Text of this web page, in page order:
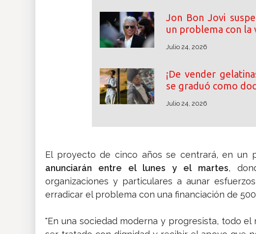
Jon Bon Jovi
un problema con la
Julio 24, 2026
¡De vender
se graduó como
Julio 24, 2026
El proyecto de cinco años se centrará, en un
anunciarán entre el lunes y el martes,
organizaciones y particulares a aunar
erradicar el problema con una financiación de
"En una sociedad moderna y progresista, todo